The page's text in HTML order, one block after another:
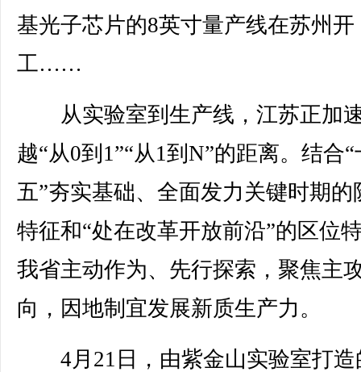
基光子芯片的8英寸量产线在苏州开
工……
从实验室到生产线，江苏正加
越“从0到1”“从1到N”的距离。结合
五”夯实基础、全面发力关键时期的
特征和“处在改革开放前沿”的区位
我省主动作为、先行探索，聚焦主
向，因地制宜发展新质生产力。
4月21日，由紫金山实验室打造